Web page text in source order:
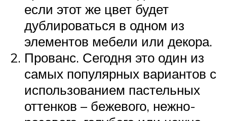
если этот же цвет будет
дублироваться в одном из
элементов мебели или декора.
Прованс. Сегодня это один из
самых популярных вариантов с
использованием пастельных
оттенков – бежевого, нежно-